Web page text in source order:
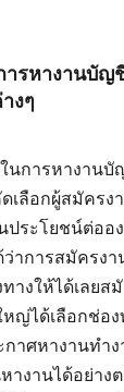
ารหางานบั
งๆ
นการหางานบั
เลือกผู้สมัครง
ประโยชน์ต่ออ
าการสมัครง
างให้ได้เลยส
ญ่ได้เลือกช่อง
าศหางานทำง
างานได้อย่าง